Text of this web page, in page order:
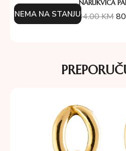
NARUKVICA
134.00KM
NEMA NA STANJU